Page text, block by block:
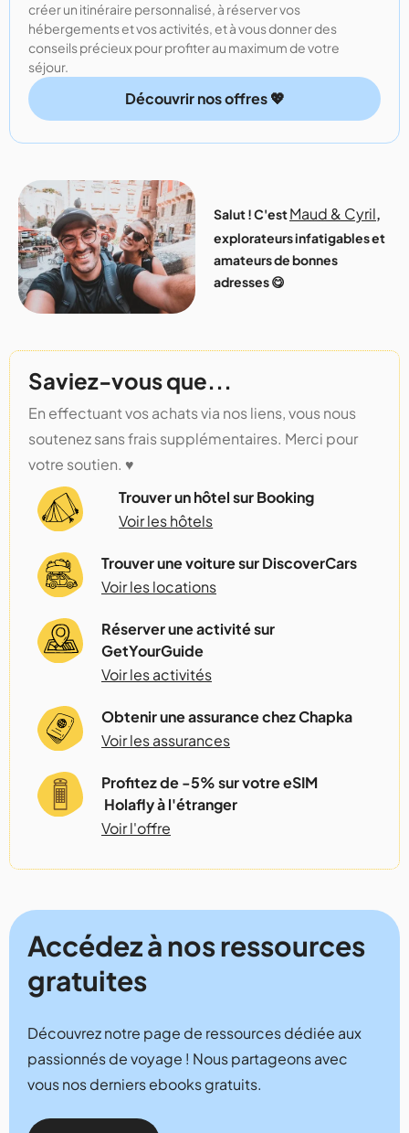
créer un itinéraire personnalisé, à réserver vos
hébergements et vos activités, et à vous donner des
conseils précieux pour profiter au maximum de votre
séjour.
Découvrir nos offres 💖
Salut ! C'estMaud & Cyril,
explorateurs infatigables et
amateurs de bonnes
adresses 😋
Saviez-vous que...
En effectuant vos achats via nos liens, vous nous
soutenez sans frais supplémentaires. Merci pour
votre soutien. ♥️
Trouver un hôtel sur Booking
Voir les hôtels
Trouver une voiture sur DiscoverCars
Voir les locations
Réserver une activité sur
GetYourGuide
Voir les activités
Obtenir une assurance chez Chapka
Voir les assurances
Profitez de -5% sur votre eSIM
Holafly à l'étranger
Voir l'offre
Accédez à nos ressources
gratuites
Découvrez notre page de ressources dédiée aux
passionnés de voyage ! Nous partageons avec
vous nos derniers ebooks gratuits.